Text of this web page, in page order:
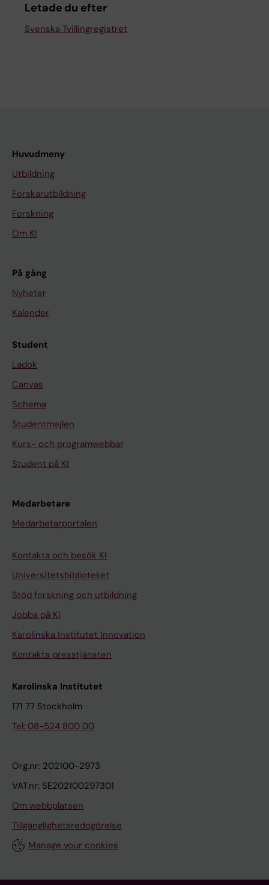
Letade du efter
Svenska Tvillingregistret
Huvudmeny
Utbildning
Forskarutbildning
Forskning
Om KI
På gång
Nyheter
Kalender
Student
Ladok
Canvas
Schema
Studentmejlen
Kurs- och programwebbar
Student på KI
Medarbetare
Medarbetarportalen
Kontakta och besök KI
Universitetsbiblioteket
Stöd forskning och utbildning
Jobba på KI
Karolinska Institutet Innovation
Kontakta presstjänsten
Karolinska Institutet
171 77 Stockholm
Tel: 08-524 800 00
Org.nr: 202100-2973
VAT.nr: SE202100297301
Om webbplatsen
Tillgänglighetsredogörelse
Manage your cookies